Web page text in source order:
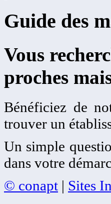
Guide des
Vous
proches
Bénéficiez de
trouver un
Un simple
dans votre
© conapt | Sites